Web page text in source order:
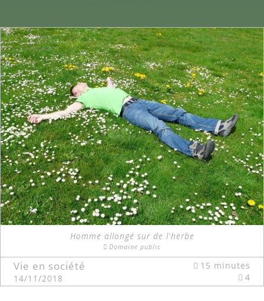
Homme allongé sur de l'herbe
Domaine public
Vie en société
14/11/2018
15 minutes
4